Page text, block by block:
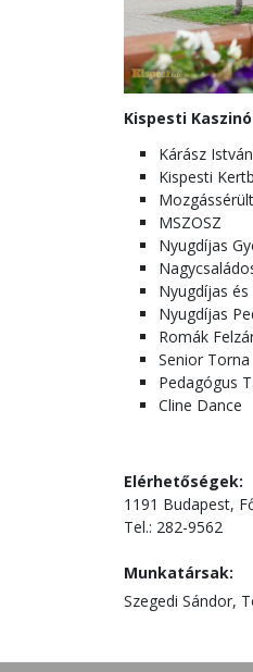
Kispesti
Kárász
Kispesti
MSZOSZ
Nyugdíjas
Nyugdíjas
Nyugdíjas
Romák
Senior Torna
Pedagógus
Cline Dance
Elérhetőségek:
1191 Budapest,
Tel.: 282-9562
Munkatársak:
Szegedi Sándor,